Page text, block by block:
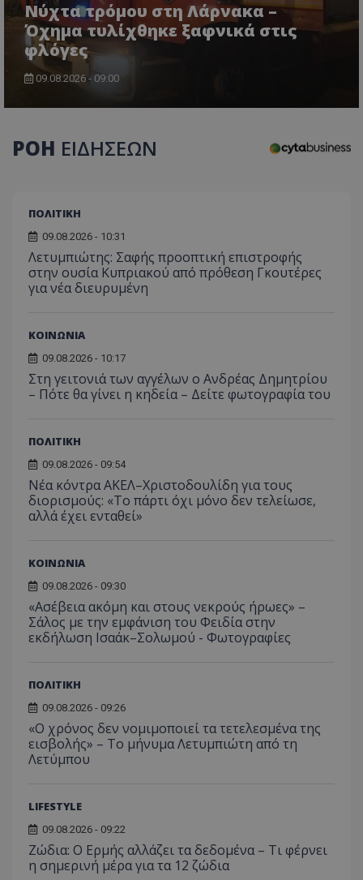
Νύχτα τρόμου στη Λάρνακα –
Όχημα τυλίχθηκε ξαφνικά στις
φλόγες
09.08.2026 - 09:00
ΡΟΗ ΕΙΔΗΣΕΩΝ
ΠΟΛΙΤΙΚΗ
09.08.2026 - 10:31
Λετυμπιώτης: Σαφής προοπτική επιστροφής
στην ουσία Κυπριακού από πρόθεση Γκουτέρες
για νέα διευρυμένη
ΚΟΙΝΩΝΙΑ
09.08.2026 - 10:17
Στη γειτονιά των αγγέλων ο Ανδρέας Δημητρίου
– Πότε θα γίνει η κηδεία – Δείτε φωτογραφία του
ΠΟΛΙΤΙΚΗ
09.08.2026 - 09:54
Νέα κόντρα ΑΚΕΛ–Χριστοδουλίδη για τους
διορισμούς: «Το πάρτι όχι μόνο δεν τελείωσε,
αλλά έχει ενταθεί»
ΚΟΙΝΩΝΙΑ
09.08.2026 - 09:30
«Ασέβεια ακόμη και στους νεκρούς ήρωες» –
Σάλος με την εμφάνιση του Φειδία στην
εκδήλωση Ισαάκ–Σολωμού - Φωτογραφίες
ΠΟΛΙΤΙΚΗ
09.08.2026 - 09:26
«Ο χρόνος δεν νομιμοποιεί τα τετελεσμένα της
εισβολής» – Το μήνυμα Λετυμπιώτη από τη
Λετύμπου
LIFESTYLE
09.08.2026 - 09:22
Ζώδια: Ο Ερμής αλλάζει τα δεδομένα – Τι φέρνει
η σημερινή μέρα για τα 12 ζώδια